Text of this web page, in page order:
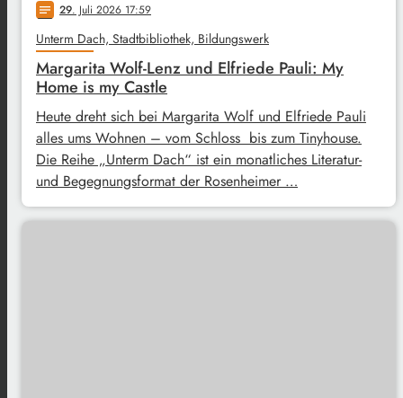
notes 29. Juli 2026 17:59
Unterm Dach, Stadtbibliothek, Bildungswerk
Margarita Wolf-Lenz und Elfriede Pauli: My
Home is my Castle
Heute dreht sich bei Margarita Wolf und Elfriede Pauli
alles ums Wohnen – vom Schloss bis zum Tinyhouse.
Die Reihe „Unterm Dach“ ist ein monatliches Literatur-
und Begegnungsformat der Rosenheimer …